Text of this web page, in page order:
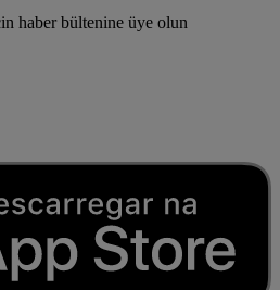
haber bültenine üye olun